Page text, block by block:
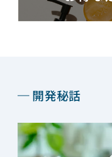
開発秘話